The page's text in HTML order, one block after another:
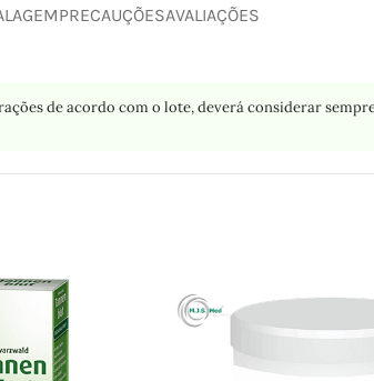
PRECAUÇÕESAVALIAÇÕES
de acordo com o lote, deverá considerar